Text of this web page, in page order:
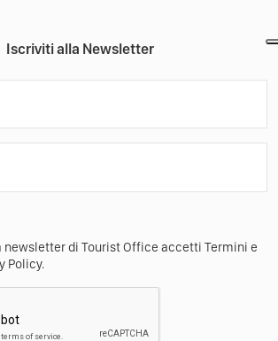
Iscriviti alla Newsletter
di Tourist Office accetti Termini e
Policy.